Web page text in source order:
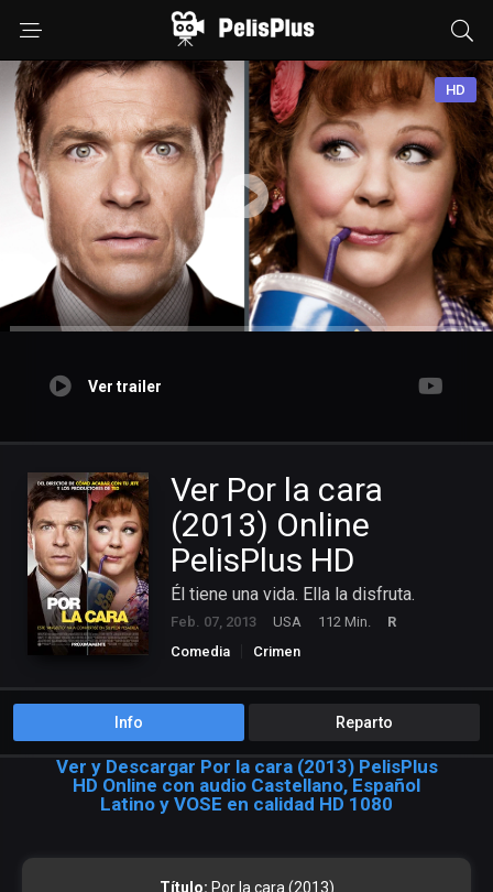
HD
Ver trailer
Ver Por la cara
(2013) Online
PelisPlus HD
Él tiene una vida. Ella la disfruta.
Feb. 07, 2013 USA 112 Min.
R
Comedia
Crimen
Info Reparto
Ver y Descargar Por la cara (2013) PelisPlus
HD Online con audio Castellano, Español
Latino y VOSE en calidad HD 1080
Título: Por la cara (2013)